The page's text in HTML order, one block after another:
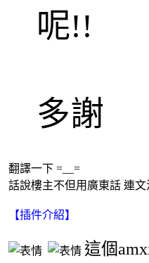
呢!!
多謝
翻譯一下 =__=
話說樓主不但用廣東話 連文
【插件介紹】
這個